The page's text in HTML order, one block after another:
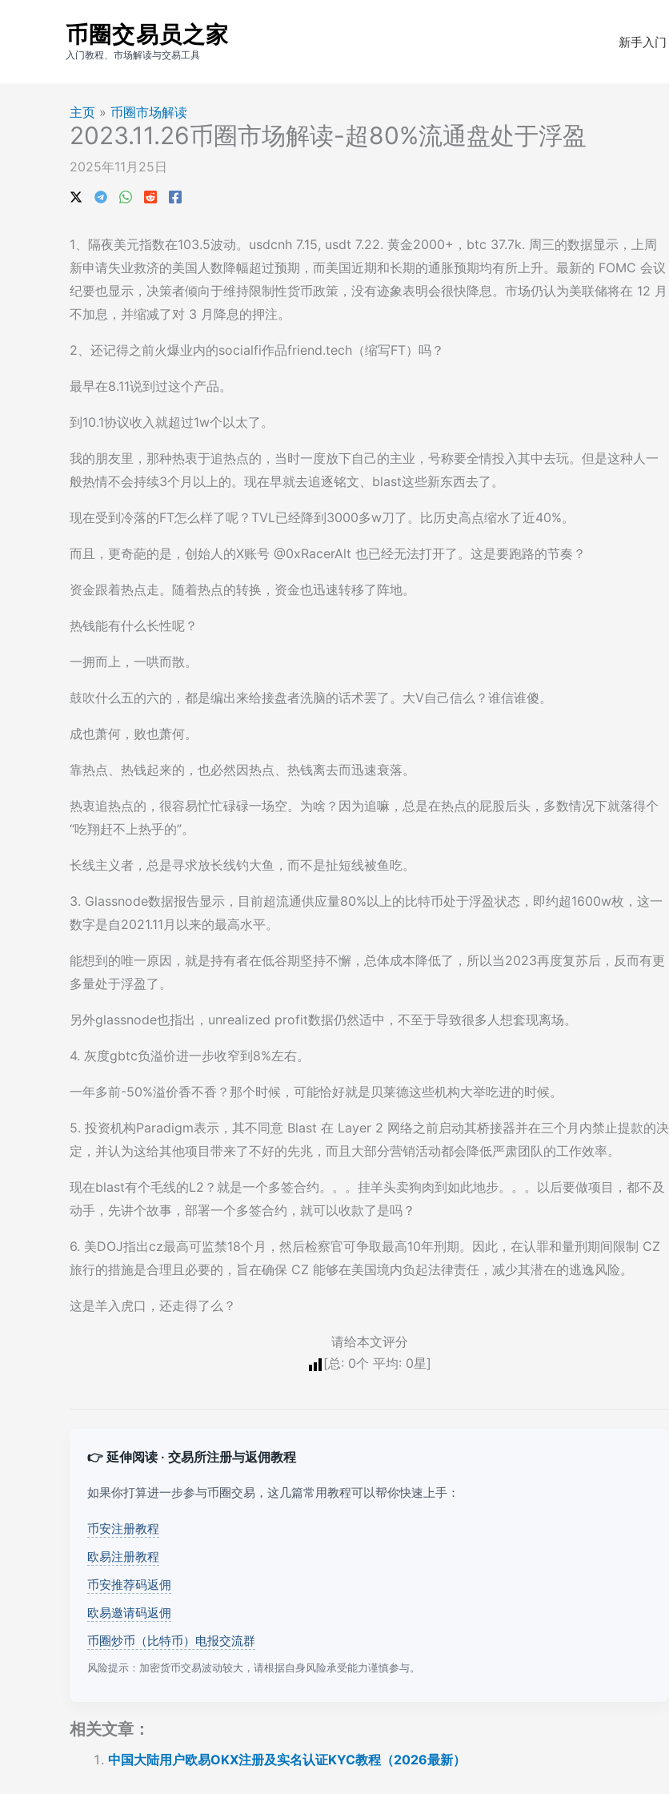
币圈交易员之家
入门教程、市场解读与交易工具
新手入门
主页 » 币圈市场解读
2023.11.26币圈市场解读-超80%流通盘处于浮盈
2025年11月25日
1、隔夜美元指数在103.5波动。usdcnh 7.15, usdt 7.22. 黄金2000+，btc 37.7k. 周三的数据显示，上周
新申请失业救济的美国人数降幅超过预期，而美国近期和长期的通胀预期均有所上升。最新的 FOMC 会议
纪要也显示，决策者倾向于维持限制性货币政策，没有迹象表明会很快降息。市场仍认为美联储将在 12 月
不加息，并缩减了对 3 月降息的押注。
2、还记得之前火爆业内的socialfi作品friend.tech（缩写FT）吗？
最早在8.11说到过这个产品。
到10.1协议收入就超过1w个以太了。
我的朋友里，那种热衷于追热点的，当时一度放下自己的主业，号称要全情投入其中去玩。但是这种人一
般热情不会持续3个月以上的。现在早就去追逐铭文、blast这些新东西去了。
现在受到冷落的FT怎么样了呢？TVL已经降到3000多w刀了。比历史高点缩水了近40%。
而且，更奇葩的是，创始人的X账号 @0xRacerAlt 也已经无法打开了。这是要跑路的节奏？
资金跟着热点走。随着热点的转换，资金也迅速转移了阵地。
热钱能有什么长性呢？
一拥而上，一哄而散。
鼓吹什么五的六的，都是编出来给接盘者洗脑的话术罢了。大V自己信么？谁信谁傻。
成也萧何，败也萧何。
靠热点、热钱起来的，也必然因热点、热钱离去而迅速衰落。
热衷追热点的，很容易忙忙碌碌一场空。为啥？因为追嘛，总是在热点的屁股后头，多数情况下就落得个
“吃翔赶不上热乎的”。
长线主义者，总是寻求放长线钓大鱼，而不是扯短线被鱼吃。
3. Glassnode数据报告显示，目前超流通供应量80%以上的比特币处于浮盈状态，即约超1600w枚，这一
数字是自2021.11月以来的最高水平。
能想到的唯一原因，就是持有者在低谷期坚持不懈，总体成本降低了，所以当2023再度复苏后，反而有更
多量处于浮盈了。
另外glassnode也指出，unrealized profit数据仍然适中，不至于导致很多人想套现离场。
4. 灰度gbtc负溢价进一步收窄到8%左右。
一年多前-50%溢价香不香？那个时候，可能恰好就是贝莱德这些机构大举吃进的时候。
5. 投资机构Paradigm表示，其不同意 Blast 在 Layer 2 网络之前启动其桥接器并在三个月内禁止提款的决
定，并认为这给其他项目带来了不好的先兆，而且大部分营销活动都会降低严肃团队的工作效率。
现在blast有个毛线的L2？就是一个多签合约。。。挂羊头卖狗肉到如此地步。。。以后要做项目，都不及
动手，先讲个故事，部署一个多签合约，就可以收款了是吗？
6. 美DOJ指出cz最高可监禁18个月，然后检察官可争取最高10年刑期。因此，在认罪和量刑期间限制 CZ
旅行的措施是合理且必要的，旨在确保 CZ 能够在美国境内负起法律责任，减少其潜在的逃逸风险。
这是羊入虎口，还走得了么？
请给本文评分
[总: 0个 平均: 0星]
👉 延伸阅读 · 交易所注册与返佣教程
如果你打算进一步参与币圈交易，这几篇常用教程可以帮你快速上手：
币安注册教程
欧易注册教程
币安推荐码返佣
欧易邀请码返佣
币圈炒币（比特币）电报交流群
风险提示：加密货币交易波动较大，请根据自身风险承受能力谨慎参与。
相关文章：
中国大陆用户欧易OKX注册及实名认证KYC教程（2026最新）